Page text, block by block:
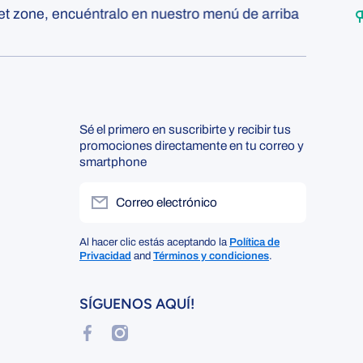
encuéntralo en nuestro menú de arriba
Sé el primero en suscribirte y recibir tus
promociones directamente en tu correo y
smartphone
Correo electrónico
Al hacer clic estás aceptando la Política de
Privacidad and Términos y condiciones.
SÍGUENOS AQUÍ!
facebookcom/lacasadelmedicoP
instagramcom/lacasadelmedico/